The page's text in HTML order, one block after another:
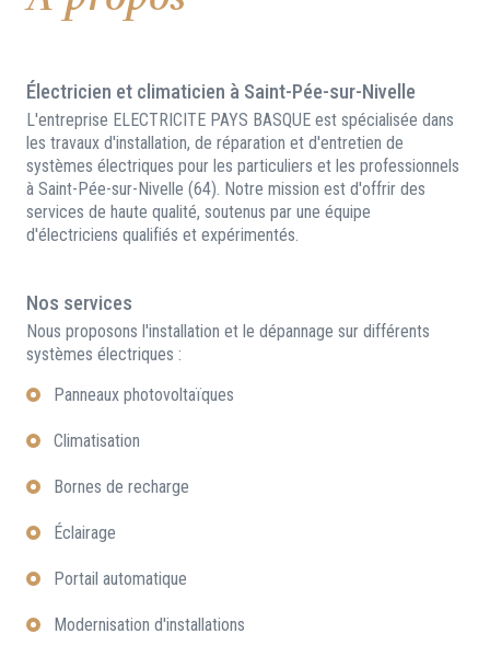
Électricien et climaticien à Saint-Pée-sur-Nivelle
L'entreprise ELECTRICITE PAYS BASQUE est spécialisée dans
les travaux d'installation, de réparation et d'entretien de
systèmes électriques pour les particuliers et les professionnels
à Saint-Pée-sur-Nivelle (64). Notre mission est d'offrir des
services de haute qualité, soutenus par une équipe
d'électriciens qualifiés et expérimentés.
Nos services
Nous proposons l'installation et le dépannage sur différents
systèmes électriques :
Panneaux photovoltaïques
Climatisation
Bornes de recharge
Éclairage
Portail automatique
Modernisation d'installations